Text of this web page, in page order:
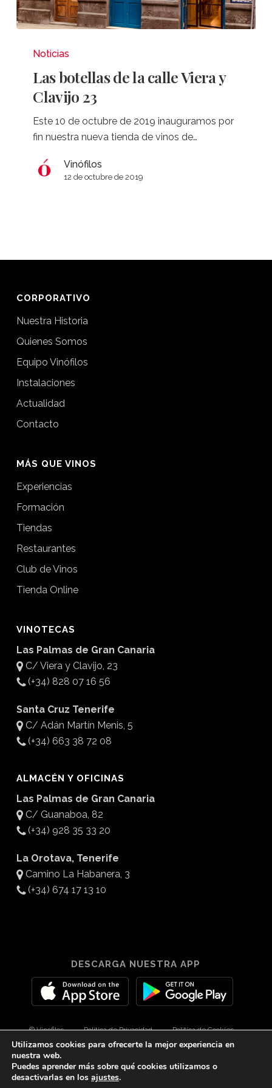
botellas
calle
Viera
Noticias
Las botellas de la calle Viera y
Clavijo 23
Este 10 de octubre de 2019 inauguramos por
fin nuestra nueva tienda de vinos de…
Vinófilos
12 de octubre de 2019
CORPORATIVO
Nuestra Historia
Quienes Somos
Equipo Vinófilos
Instalaciones
Actualidad
Contacto
MÁS QUE VINOS
Experiencias
Formación
Tiendas
Restaurantes
Club de Vinos
Tienda Online
VINOTECAS
Las Palmas de Gran Canaria
C/ Viera y Clavijo, 23
(+34) 828 07 16 56
Santa Cruz Tenerife
C/ Adán Martín Menis, 5
(+34) 663 38 72 08
ALMACÉN Y OFICINAS
Las Palmas de Gran Canaria
C/ Guanaboa, 82
(+34) 928 35 33 20
La Orotava, Tenerife
Camino La Habanera, 3
(+34) 674 17 13 10
DESCARGA NUESTRA APP
© Vinofilos Política de Privacidad Política de Cookies
Aviso Legal Diseño por 3Com Maketing
facebookyoutube
Utilizamos cookies para ofrecerte la mejor experiencia en
nuestra web.
Puedes aprender más sobre qué cookies utilizamos o
desactivarlas en los ajustes.